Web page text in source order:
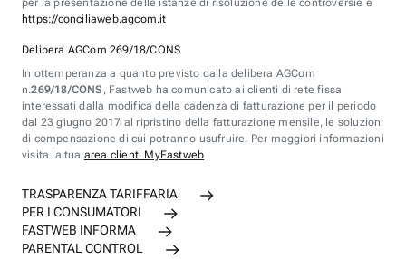
per la presentazione delle istanze di risoluzione delle controversie è
https://conciliaweb.agcom.it
Delibera AGCom 269/18/CONS
In ottemperanza a quanto previsto dalla delibera AGCom
n.269/18/CONS , Fastweb ha comunicato ai clienti di rete fissa
interessati dalla modifica della cadenza di fatturazione per il periodo
dal 23 giugno 2017 al ripristino della fatturazione mensile, le soluzioni
di compensazione di cui potranno usufruire. Per maggiori informazioni
visita la tua area clienti MyFastweb
TRASPARENZA TARIFFARIA
PER I CONSUMATORI
FASTWEB INFORMA
PARENTAL CONTROL